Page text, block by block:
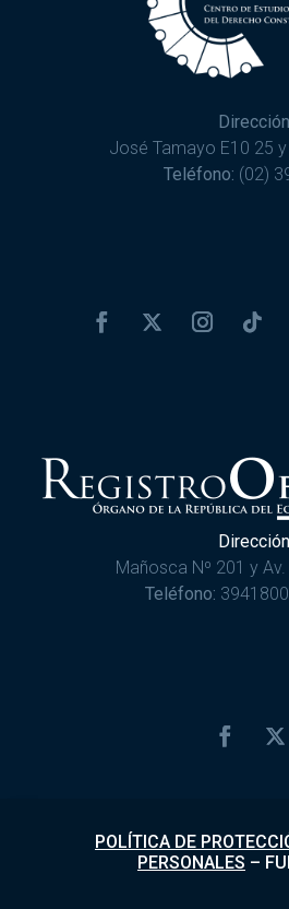
José Tamayo E10 25
Teléfono: (02)
Mañosca Nº 201 y
Teléfono:
POLÍTICA DE
PERSONALES –